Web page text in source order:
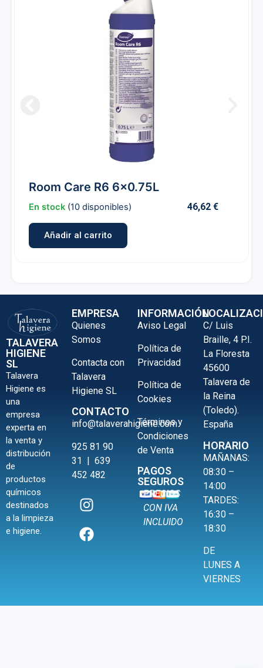
Room Care R6 6×0.75L
En stock (10 disponibles) 46,62€
Añadir al carrito
TALAVERA
HIGIENE
SL
Talavera
Higiene es
una
empresa
experta en
la venta y
distribución
de
productos
químicos
destinados
a la limpieza
e higiene.
EMPRESA
Quienes
Somos
Contacta con
Talavera
Higiene SL
CONTACTO
info@talaverahigiene.com
925 81 90
31 | 639
452 482
INFORMACIÓN
Aviso Legal
Política de
Privacidad
Política de
Cookies
Términos y
Condiciones
de Venta
PAGOS
SEGUROS
PRECIOS
CON IVA
INCLUIDO
C/ Luis
Braille, 4 P.I.
La Floresta
45600
Talavera de
la Reina
(Toledo).
España
HORARIO
MAÑANAS:
08:30 –
14:00
TARDES:
16:30 –
18:30
DE
LUNES A
VIERNES